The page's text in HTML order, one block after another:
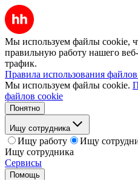
Мы используем файлы cookie,
правильную работу нашего
трафик.
Правила использования
Мы используем файлы cookie.
файлов cookie
Понятно
Ищу сотрудника
Ищу работу
Ищу
Ищу сотрудника
Сервисы
Помощь